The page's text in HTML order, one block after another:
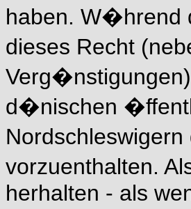
haben. W�hrend
dieses Recht
d�nischen
vorzuenthalten.
herhalten - als